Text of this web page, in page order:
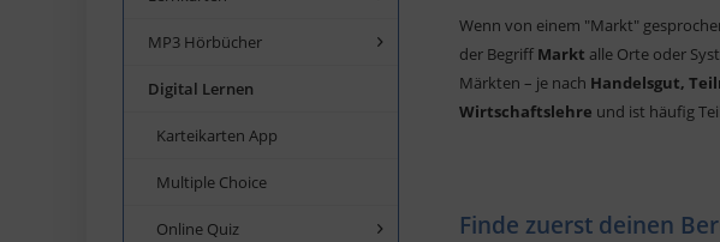
MP3 Hörbücher
Digital Lernen
Karteikarten App
Multiple Choice
Online Quiz
Wenn von einem "Markt"
der Begriff Markt alle Orte oder
Märkten – je nach Handelsgut,
Wirtschaftslehre und ist häufig
Finde zuerst deinen